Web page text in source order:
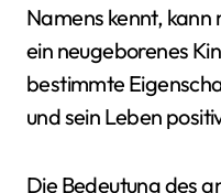
Namens kennt,
ein neugeborenes
bestimmte
und sein Leben
Die Bedeutung des